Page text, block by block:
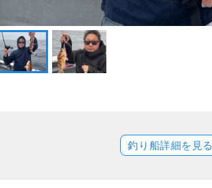
釣り船詳細を見る